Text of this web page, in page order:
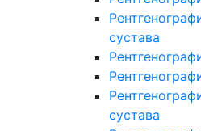
сустава
сустава